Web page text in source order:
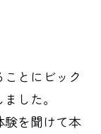
とにビック
した。
験を聞けて本